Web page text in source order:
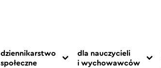
dziennikarstwo
społeczne
dla nauczycieli
i wychowawców